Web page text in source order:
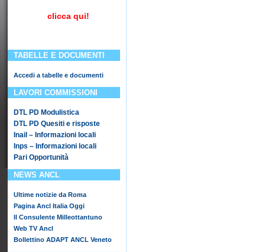
clicca qui!
TABELLE E DOCUMENTI
Accedi a tabelle e documenti
LAVORI COMMISSIONI
DTL PD Modulistica
DTL PD Quesiti e risposte
Inail – Informazioni locali
Inps – Informazioni locali
Pari Opportunità
NEWS ANCL
Ultime notizie da Roma
Pagina Ancl Italia Oggi
Il Consulente Milleottantuno
Web TV Ancl
Bollettino ADAPT ANCL Veneto